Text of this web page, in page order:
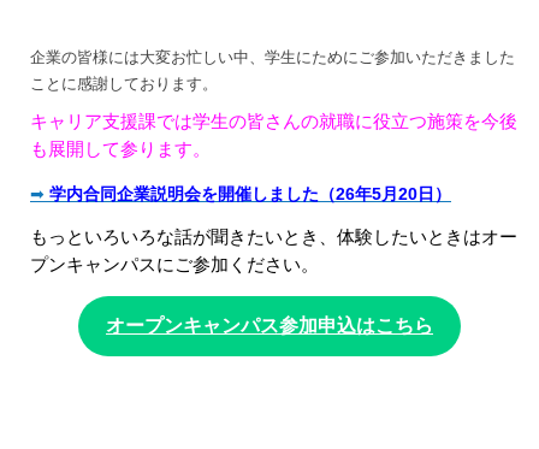
企業の皆様には大変お忙しい中、学生にためにご参加いただきました
ことに感謝しております。
キャリア支援課では学生の皆さんの就職に役立つ施策を今後
も展開して参ります。
➡ 学内合同企業説明会を開催しました（26年5月20日）
もっといろいろな話が聞きたいとき、体験したいときはオー
プンキャンパスにご参加ください。
オープンキャンパス参加申込はこちら